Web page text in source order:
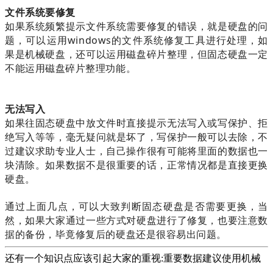
文件系统要修复
如果系统频繁提示文件系统需要修复的错误，就是硬盘的问
题，可以运用windows的文件系统修复工具进行处理，如
果是机械硬盘，还可以运用磁盘碎片整理，但固态硬盘一定
不能运用磁盘碎片整理功能。
无法写入
如果往固态硬盘中放文件时直接提示无法写入或写保护、拒
绝写入等等，毫无疑问就是坏了，写保护一般可以去除，不
过建议求助专业人士，自己操作很有可能将里面的数据也一
块清除。如果数据不是很重要的话，正常情况都是直接更换
硬盘。
通过上面几点，可以大致判断固态硬盘是否需要更换，当
然，如果大家通过一些方式对硬盘进行了修复，也要注意数
据的备份，毕竟修复后的硬盘还是很容易出问题。
还有一个知识点应该引起大家的重视:重要数据建议使用机械